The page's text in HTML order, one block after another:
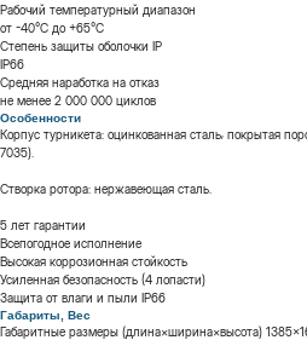
Рабочий температурный диапазон
от -40°C до +65°C
Степень защиты оболочки IP
IP66
Средняя наработка на отказ
не менее 2 000 000 циклов
Особенности
Корпус турникета: оцинкованная сталь, покрытая
7035).
Створка ротора: нержавеющая сталь.
5 лет гарантии
Всепогодное исполнение
Высокая коррозионная стойкость
Усиленная безопасность (4 лопасти)
Защита от влаги и пыли IP66
Габариты, Вес
Габаритные размеры (длина×ширина×высота)